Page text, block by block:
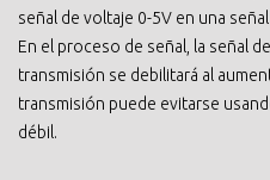
señal de voltaje 0-5V en una
En el proceso de señal, la señal
transmisión se debilitará al
transmisión puede evitarse
débil.